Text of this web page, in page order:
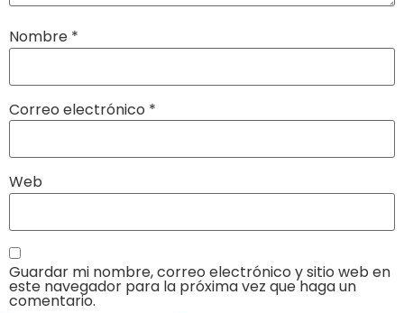
Nombre *
Correo electrónico *
Web
Guardar mi nombre, correo electrónico y sitio web en
este navegador para la próxima vez que haga un
comentario.